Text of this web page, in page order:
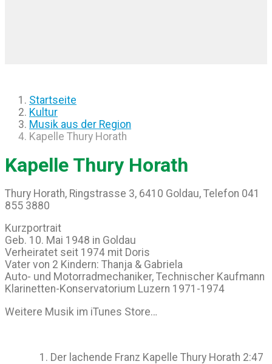
Startseite
Kultur
Musik aus der Region
Kapelle Thury Horath
Kapelle Thury Horath
Thury Horath, Ringstrasse 3, 6410 Goldau, Telefon 041
855 3880
Kurzportrait
Geb. 10. Mai 1948 in Goldau
Verheiratet seit 1974 mit Doris
Vater von 2 Kindern: Thanja & Gabriela
Auto- und Motorradmechaniker, Technischer Kaufmann
Klarinetten-Konservatorium Luzern 1971-1974
Weitere Musik im iTunes Store…
Der lachende Franz Kapelle Thury Horath 2:47